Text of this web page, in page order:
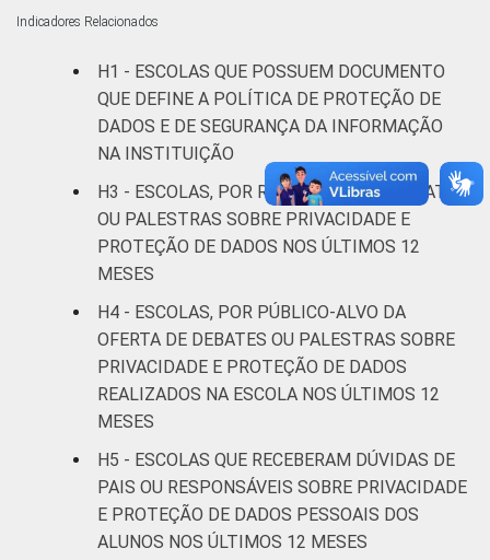
Federal)
Particular 36 63
MAIS ELEVADO
OFERTADO
Até
Educação
Infantil ou
anos iniciais
Fundamental
25
Até anos
finais do
29 66
Até Ensino
Médio ou
Educação
Indicadores Relacionados
H1 - ESCOLAS QUE POSSUEM DOCUMENTO
QUE DEFINE A POLÍTICA DE PROTEÇÃO DE
DADOS E DE SEGURANÇA DA INFORMAÇÃO
NA INSTITUIÇÃO
H3 - ESCOLAS, POR REALIZAÇÃO DE DEBATES
OU PALESTRAS SOBRE PRIVACIDADE E
PROTEÇÃO DE DADOS NOS ÚLTIMOS 12
MESES
H4 - ESCOLAS, POR PÚBLICO-ALVO DA
OFERTA DE DEBATES OU PALESTRAS SOBRE
PRIVACIDADE E PROTEÇÃO DE DADOS
REALIZADOS NA ESCOLA NOS ÚLTIMOS 12
MESES
H5 - ESCOLAS QUE RECEBERAM DÚVIDAS DE
PAIS OU RESPONSÁVEIS SOBRE PRIVACIDADE
E PROTEÇÃO DE DADOS PESSOAIS DOS
ALUNOS NOS ÚLTIMOS 12 MESES